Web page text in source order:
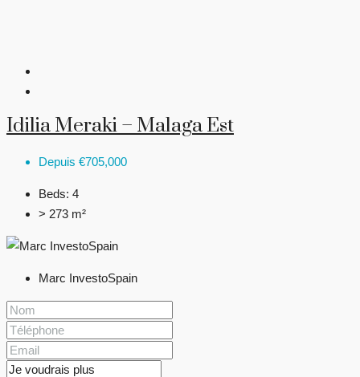
Idilia Meraki – Malaga Est
Depuis €705,000
Beds: 4
> 273 m²
Marc InvestoSpain